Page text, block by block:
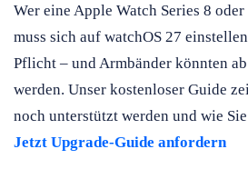
Wer eine Apple Watch Series 8
muss sich auf watchOS 27
Pflicht – und Armbänder könnten
werden. Unser kostenloser Guide
noch unterstützt werden und wie
Jetzt Upgrade-Guide anfordern